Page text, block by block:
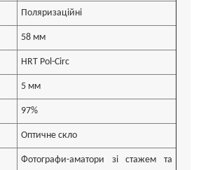
Поляризаційні
58 мм
HRT Pol-Circ
5 мм
97%
Оптичне скло
Фотографи-аматори зі стажем та